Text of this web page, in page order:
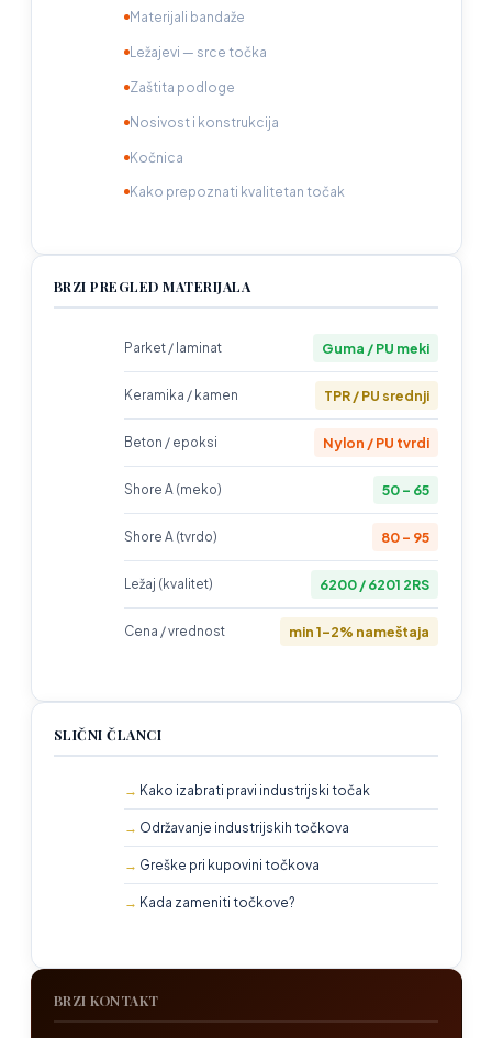
Materijali bandaže
Ležajevi — srce točka
Zaštita podloge
Nosivost i konstrukcija
Kočnica
Kako prepoznati kvalitetan točak
BRZI PREGLED MATERIJALA
Parket / laminat Guma / PU meki
Keramika / kamen TPR / PU srednji
Beton / epoksi Nylon / PU tvrdi
Shore A (meko) 50 – 65
Shore A (tvrdo) 80 – 95
Ležaj (kvalitet) 6200 / 6201 2RS
Cena / vrednost min 1–2% nameštaja
SLIČNI ČLANCI
Kako izabrati pravi industrijski točak
Održavanje industrijskih točkova
Greške pri kupovini točkova
Kada zameniti točkove?
BRZI KONTAKT